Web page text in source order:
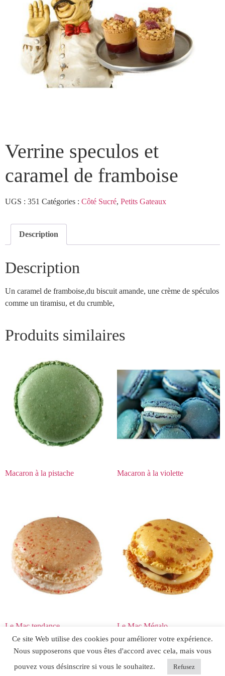
Verrine speculos et
caramel de framboise
UGS : 351 Catégories : Côté Sucré, Petits Gateaux
Description
Description
Un caramel de framboise,du biscuit amande, une crème de spéculos
comme un tiramisu, et du crumble,
Produits similaires
Macaron à la pistache Macaron à la violette
Le Mac tendance Le Mac Mégalo
Ce site Web utilise des cookies pour améliorer votre expérience.
Nous supposerons que vous êtes d'accord avec cela, mais vous
pouvez vous désinscrire si vous le souhaitez.
Refusez